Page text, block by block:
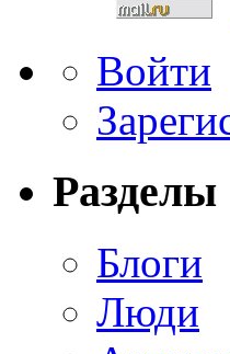
Войти
Разделы
Блоги
Люди